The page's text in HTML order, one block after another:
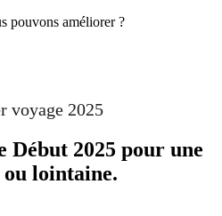
pouvons améliorer ?
voyage 2025
Début 2025 pour une
lointaine.